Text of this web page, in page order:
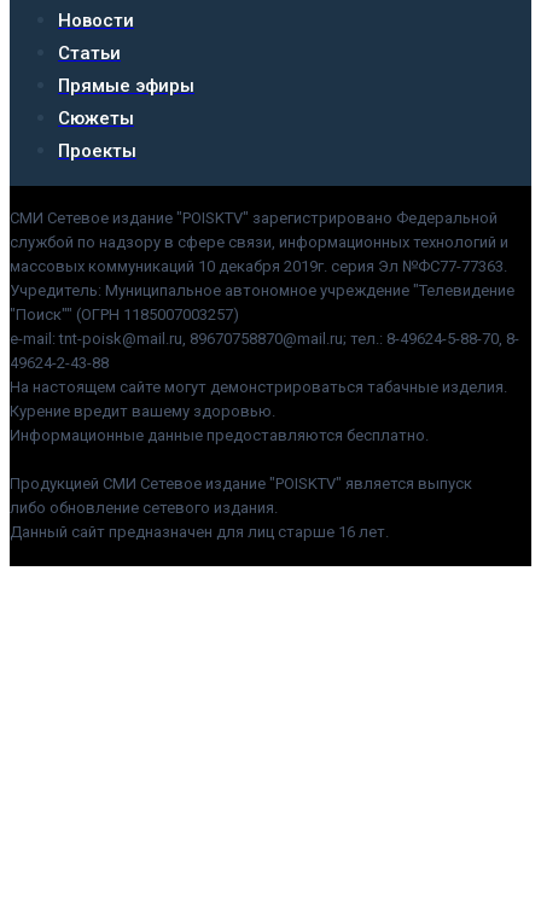
Новости
Статьи
Прямые эфиры
Сюжеты
Проекты
СМИ Сетевое издание "POISKTV" зарегистрировано Федеральной
службой по надзору в сфере связи, информационных технологий и
массовых коммуникаций 10 декабря 2019г. серия Эл №ФС77-77363.
Учредитель: Муниципальное автономное учреждение "Телевидение
"Поиск"" (ОГРН 1185007003257)
e-mail: tnt-poisk@mail.ru, 89670758870@mail.ru; тел.: 8-49624-5-88-70, 8-
49624-2-43-88
На настоящем сайте могут демонстрироваться табачные изделия.
Курение вредит вашему здоровью.
Информационные данные предоставляются бесплатно.
Продукцией СМИ Сетевое издание "POISKTV" является выпуск
либо обновление сетевого издания.
Данный сайт предназначен для лиц старше 16 лет.